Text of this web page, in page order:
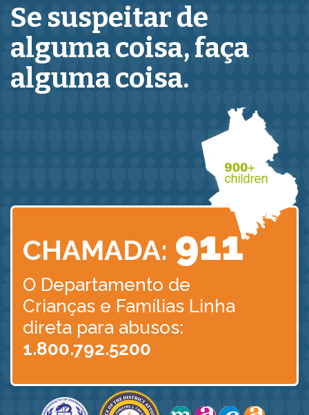
Se suspeitar de
alguma coisa,faça
alguma coisa.
CHAMADA: 911
O Departamento de
Crianças e Famílias Linha
direta para abusos:
1.800.792.5200